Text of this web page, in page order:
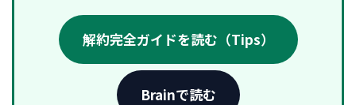
解約完全ガイドを読む（Tips）
Brainで読む